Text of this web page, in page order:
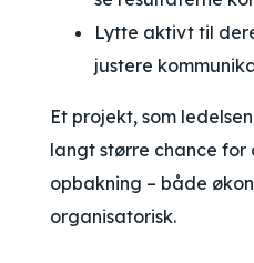
Lytte aktivt til
justere
Et projekt, som
langt større chance
opbakning – både
organisatorisk.